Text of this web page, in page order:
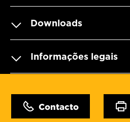
Downloads
Informações legais
Contacto